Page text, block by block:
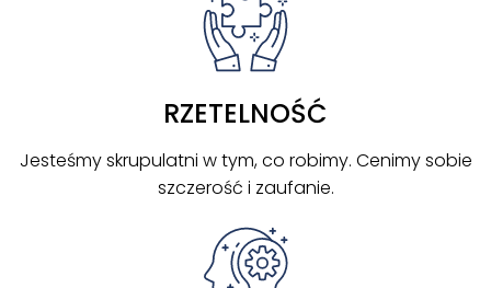
RZETELNOŚĆ
Jesteśmy skrupulatni w tym, co robimy. Cenimy sobie
szczerość i zaufanie.